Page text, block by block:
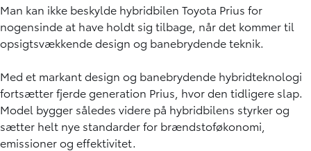
Man kan ikke beskylde hybridbilen Toyota Prius for
nogensinde at have holdt sig tilbage, når det kommer til
opsigtsvækkende design og banebrydende teknik.
Med et markant design og banebrydende hybridteknologi
fortsætter fjerde generation Prius, hvor den tidligere slap.
Model bygger således videre på hybridbilens styrker og
sætter helt nye standarder for brændstoføkonomi,
emissioner og effektivitet.